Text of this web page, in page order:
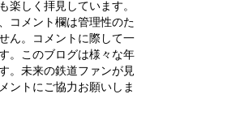
楽しく拝見しています。
コメント欄は管理性のた
ん。コメントに際して一
。このブログは様々な年
。未来の鉄道ファンが見
ントにご協力お願いしま